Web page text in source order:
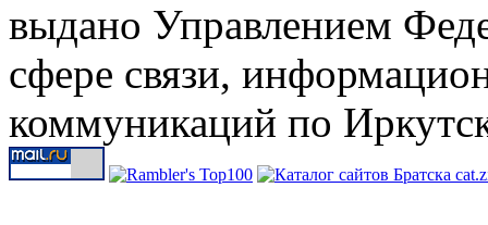
выдано Управлением
сфере связи,
коммуникаций по